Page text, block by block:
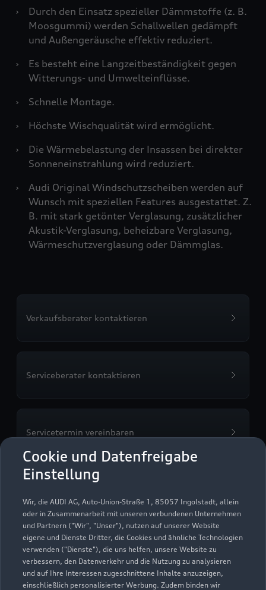
Cookie und Datenfreigabe
Einstellung
Wir, die AUDI AG, Auto-Union-Straße 1, 85057 Ingolstadt, allein
oder in Zusammenarbeit mit unseren verbundenen Unternehmen
und Partnern ("Wir", "Unser"), nutzen auf unserer Website
eigene und Dienste Dritter, die Cookies und ähnliche Technologien
verwenden ("Dienste"), die uns helfen, unsere Website zu
verbessern, den Datenverkehr und die Nutzung zu analysieren
und auf Ihre Interessen zugeschnittene Inhalte anzuzeigen,
einschließlich personalisierter Werbung. Zudem binden wir
›
Durch den Einsatz spezieller Dämmstoffe (z. B.
Moosgummi) werden Schallwellen gedämpft
und Außengeräusche effektiv reduziert.
›
Es besteht eine Langzeitbeständigkeit gegen
Witterungs- und Umwelteinflüsse.
›
Schnelle Montage.
›
Höchste Wischqualität wird ermöglicht.
›
Die Wärmebelastung der Insassen bei direkter
Sonneneinstrahlung wird reduziert.
›
Audi Original Windschutzscheiben werden auf
Wunsch mit speziellen Features ausgestattet. Z.
B. mit stark getönter Verglasung, zusätzlicher
Akustik-Verglasung, beheizbare Verglasung,
Wärmeschutzverglasung oder Dämmglas.
Verkaufsberater kontaktieren
Serviceberater kontaktieren
Servicetermin vereinbaren
asw.AUTOMOBILE GmbH &
Co. KG